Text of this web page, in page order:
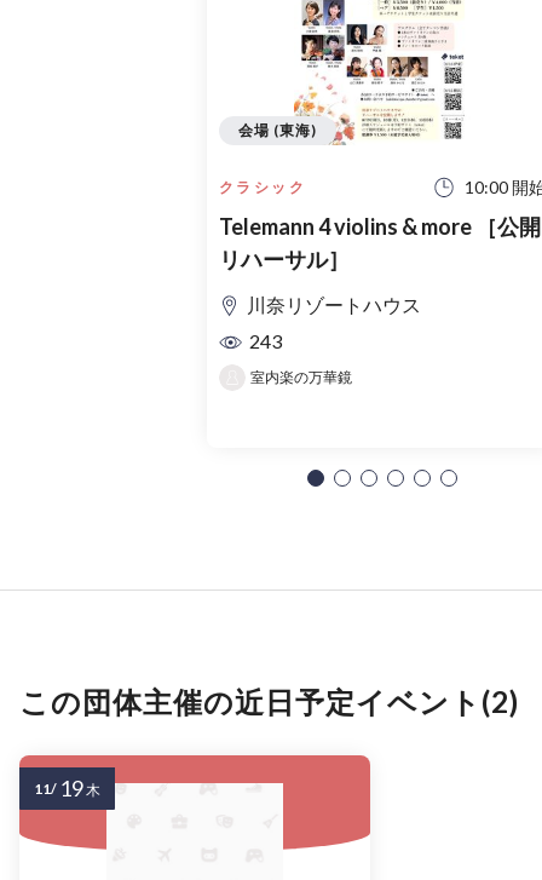
クラシック 10:00 開
Telemann 4 violins & more ［公開
リハーサル］
川奈リゾートハウス
243
室内楽の万華鏡
会場 (東海)
この団体主催の近日予定イベント(2)
11/ 19木